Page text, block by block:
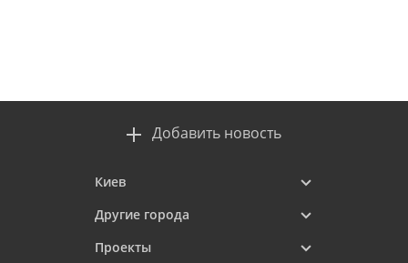
Добавить новость
Киев
Другие города
Проекты